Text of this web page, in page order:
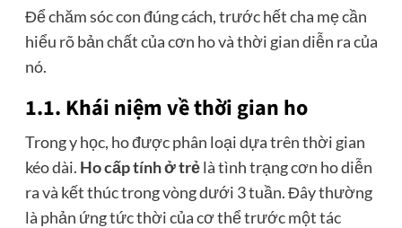
Để chăm sóc con đúng cách, trước hết cha mẹ cần
hiểu rõ bản chất của cơn ho và thời gian diễn ra của
nó.
1.1. Khái niệm về thời gian ho
Trong y học, ho được phân loại dựa trên thời gian
kéo dài. Ho cấp tính ở trẻlà tình trạng cơn ho diễn
ra và kết thúc trong vòng dưới 3 tuần. Đây thường
là phản ứng tức thời của cơ thể trước một tác